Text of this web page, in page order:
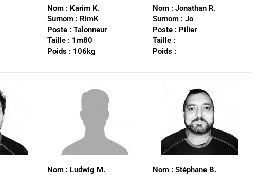
Nom : Karim K.
Surnom : RimK
Poste : Talonneur
Taille : 1m80
Poids : 106kg
Nom : Jonathan R.
Surnom : Jo
Poste : Pilier
Taille :
Poids :
Nom : Ludwig M.
Nom : Stéphane B.